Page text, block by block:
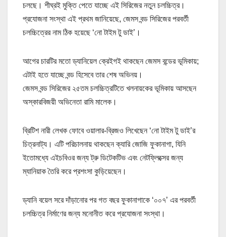
চলছে। শীঘ্রই মুক্তি পেতে যাচ্ছে এই সিরিজের নতুন চলচ্চিত্র।
প্রযোজনা সংস্থা এই প্রথম জানিয়েছে, জেমস বন্ড সিরিজের পরবর্তী
চলচ্চিত্রের নাম ঠিক হয়েছে ‘নো টাইম টু ডাই’।
আগের চারটির মতো ড্যানিয়েল ক্রেইগই থাকছেন জেমস বন্ডের ভূমিকায়;
এটাই হতে যাচ্ছে বন্ড হিসেবে তার শেষ অভিনয়।
জেমস বন্ড সিরিজের ২৫তম চলচ্চিত্রটিতে খলনায়কের ভূমিকায় আসছেন
অস্কারবিজয়ী অভিনেতা রামি মালেক।
ব্রিটিশ নারী লেখক ফোবে ওয়ালার-ব্রিজও লিখেছেন ‘নো টাইম টু ডাই’র
চিত্রনাট্য। এটি পরিচালনায় থাকছেন ক্যারি জোজি ফুকানাগা, যিনি
ইতোমধ্যে এইচবিওর জন্য ট্রু ডিটেকটিভ এবং নেটফ্লিক্সের জন্য
ম্যানিয়াক তৈরি করে প্রশংসা কুড়িয়েছেন।
ড্যানি বয়েল সরে দাঁড়ানোর পর গত বছর ফুকানাগাকে ‘০০৭’ এর পরবর্তী
চলচ্চিত্র নির্মাণের জন্য মনোনীত করে প্রযোজনা সংস্থা।